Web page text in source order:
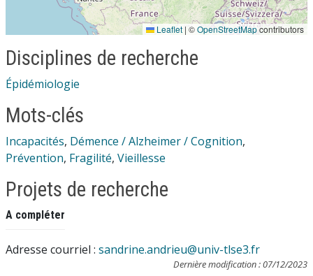
Leaflet | ©OpenStreetMapcontributors
Disciplines de recherche
Épidémiologie
Mots-clés
Incapacités, Démence / Alzheimer / Cognition,
Prévention, Fragilité, Vieillesse
Projets de recherche
A compléter
Adresse courriel : sandrine.andrieu@univ-tlse3.fr
Dernière modification : 07/12/2023